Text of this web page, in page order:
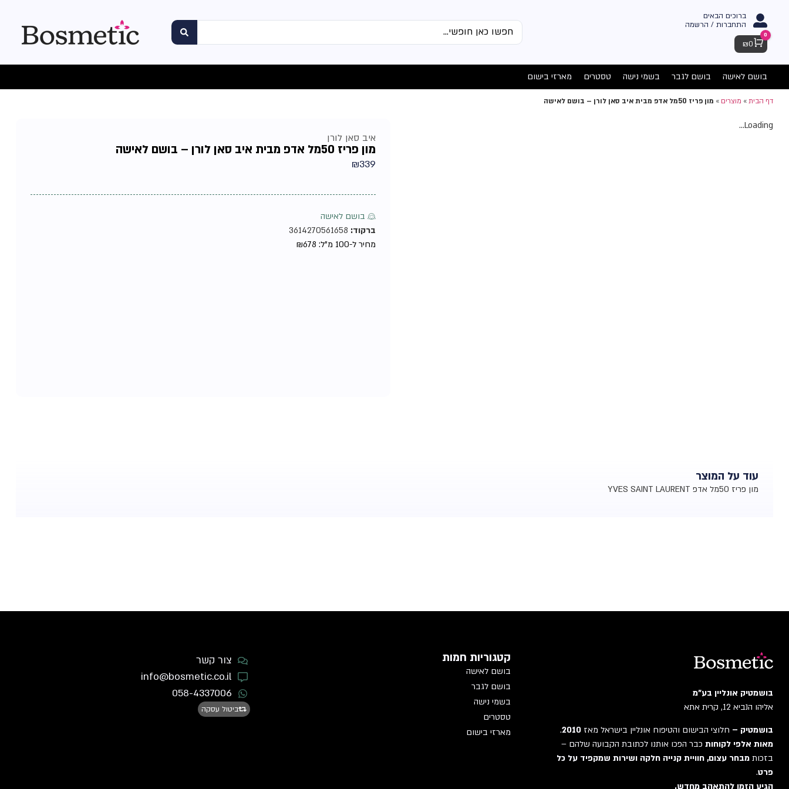
ברוכים הבאים
התחברות / הרשמה
Cart
0
₪0
בושם לאישה בושם לגבר בשמי נישה טסטרים מארזי בישום
דף הבית» מוצרים» מון פריז 50מל אדפ מבית איב סאן לורן – בושם לאישה
Loading...
איב סאן לורן
מון פריז 50מל אדפ מבית איב סאן לורן – בושם לאישה
₪339
♀ בושם לאישה
ברקוד:
מחיר ל-100 מ"ל:
₪678
עוד על המוצר
מון פריז 50מל אדפ YVES SAINT LAURENT
בושמטיק אונליין בע"מ
אליהו הנביא 12, קרית אתא
בושמטיק – חלוצי הבישום והטיפוח אונליין בישראל מאז 2010
.
מאות אלפי לקוחות כבר הפכו אותנו לכתובת הקבועה שלהם –
בזכות מבחר עצום, חוויית קנייה חלקה ושירות שמקפיד על כל
פרט.
הגיע הזמן להתאהב מחדש.
קטגוריות חמות
בושם לאישה
בושם לגבר
בשמי נישה
טסטרים
מארזי בישום
צור קשר
info@bosmetic.co.il
058-4337006
ביטול עסקה